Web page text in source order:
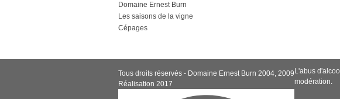
Domaine Ernest Burn
Les saisons de la vigne
Cépages
Tous droits réservés - Domaine Ernest Burn 2004, 2009
Réalisation 2017
L'abus
modération.